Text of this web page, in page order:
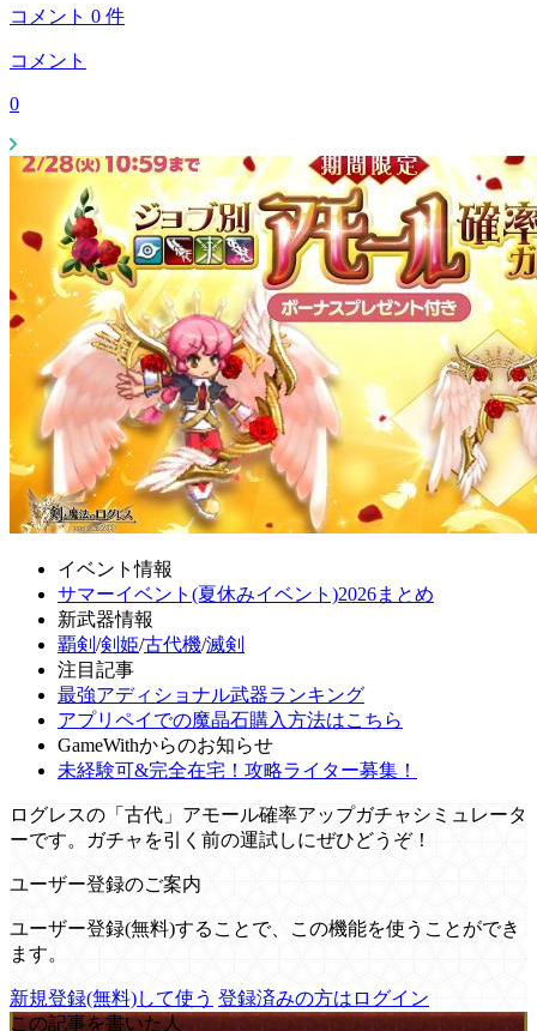
コメント 0 件
コメント
0
イベント情報
サマーイベント(夏休みイベント)2026まとめ
新武器情報
覇剣 /剣姫/古代機/滅剣
注目記事
最強アディショナル武器ランキング
アプリペイでの魔晶石購入方法はこちら
GameWithからのお知らせ
未経験可&完全在宅！攻略ライター募集！
ログレスの「古代」アモール確率アップガチャシミュレータ
ーです。ガチャを引く前の運試しにぜひどうぞ！
ユーザー登録のご案内
ユーザー登録(無料)することで、この機能を使うことができ
ます。
新規登録(無料)して使う 登録済みの方はログイン
この記事を書いた人